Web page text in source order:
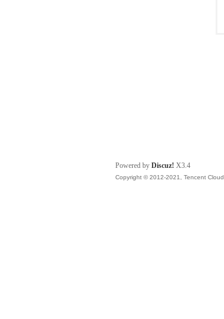
Powered by Discuz! X3.4
Copyright © 2012-2021, Tencent Cloud.